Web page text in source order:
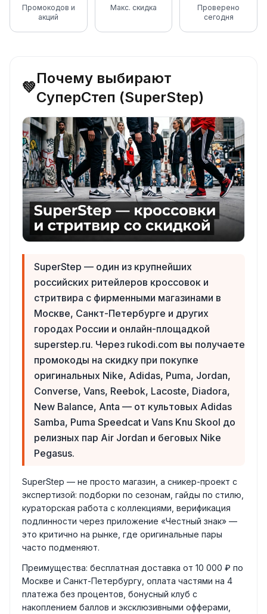
Промокодов и
акций
Макс. скидка
Проверено
сегодня
💚
Почему выбирают
СуперСтеп (SuperStep)
SuperStep — один из крупнейших
российских ритейлеров кроссовок и
стритвира с фирменными магазинами в
Москве, Санкт-Петербурге и других
городах России и онлайн-площадкой
superstep.ru. Через rukodi.com вы получаете
промокоды на скидку при покупке
оригинальных Nike, Adidas, Puma, Jordan,
Converse, Vans, Reebok, Lacoste, Diadora,
New Balance, Anta — от культовых Adidas
Samba, Puma Speedcat и Vans Knu Skool до
релизных пар Air Jordan и беговых Nike
Pegasus.
SuperStep — не просто магазин, а сникер-проект с
экспертизой: подборки по сезонам, гайды по стилю,
кураторская работа с коллекциями, верификация
подлинности через приложение «Честный знак» —
это критично на рынке, где оригинальные пары
часто подменяют.
Преимущества: бесплатная доставка от 10 000 ₽ по
Москве и Санкт-Петербургу, оплата частями на 4
платежа без процентов, бонусный клуб с
накоплением баллов и эксклюзивными офферами,